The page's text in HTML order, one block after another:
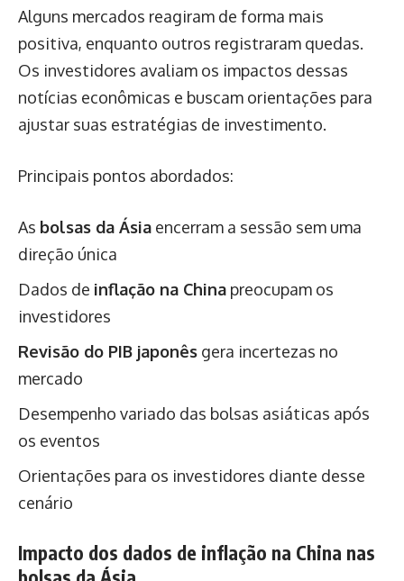
Alguns mercados reagiram de forma mais
positiva, enquanto outros registraram quedas.
Os investidores avaliam os impactos dessas
notícias econômicas e buscam orientações para
ajustar suas estratégias de investimento.
Principais pontos abordados:
As bolsas da Ásia encerram a sessão sem uma
direção única
Dados de inflação na China preocupam os
investidores
Revisão do PIB japonês gera incertezas no
mercado
Desempenho variado das bolsas asiáticas após
os eventos
Orientações para os investidores diante desse
cenário
Impacto dos dados de inflação na China nas